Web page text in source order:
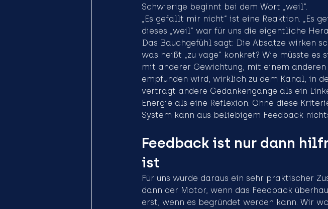
Schwierige beginnt bei dem Wort „weil“.
„Es gefällt mir nicht“ ist eine Reaktion. „Es
dieses „weil“ war für uns die eigentliche
Das Bauchgefühl sagt: Die Absätze wirken
was heißt „zu vage“ konkret? Wie müsste
mit anderer Gewichtung, mit einem anderen
empfunden wird, wirklich zu dem Kanal, in
verträgt andere Gedankengänge als ein
Energie als eine Reflexion. Ohne diese
System kann aus beliebigem Feedback
Feedback ist nur dann
ist
Für uns wurde daraus ein sehr praktischer
dann der Motor, wenn das Feedback
erst, wenn es begründet werden kann. Wir